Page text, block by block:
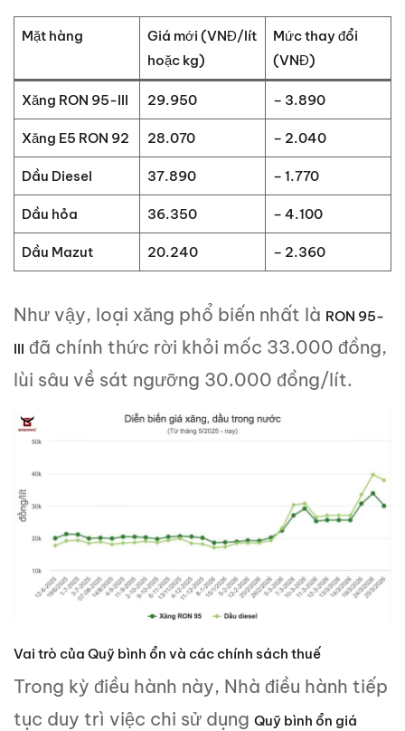
Mặt hàng
Giá mới (VNĐ/lít
hoặc kg)
Mức thay đổi
(VNĐ)
Xăng RON 95-III 29.950 – 3.890
Xăng E5 RON 92 28.070 – 2.040
Dầu Diesel 37.890 – 1.770
Dầu hỏa 36.350 – 4.100
Dầu Mazut 20.240 – 2.360
Như vậy, loại xăng phổ biến nhất là RON 95-
III đã chính thức rời khỏi mốc 33.000 đồng,
lùi sâu về sát ngưỡng 30.000 đồng/lít.
Vai trò của Quỹ bình ổn và các chính sách thuế
Trong kỳ điều hành này, Nhà điều hành tiếp
tục duy trì việc chi sử dụng Quỹ bình ổn giá